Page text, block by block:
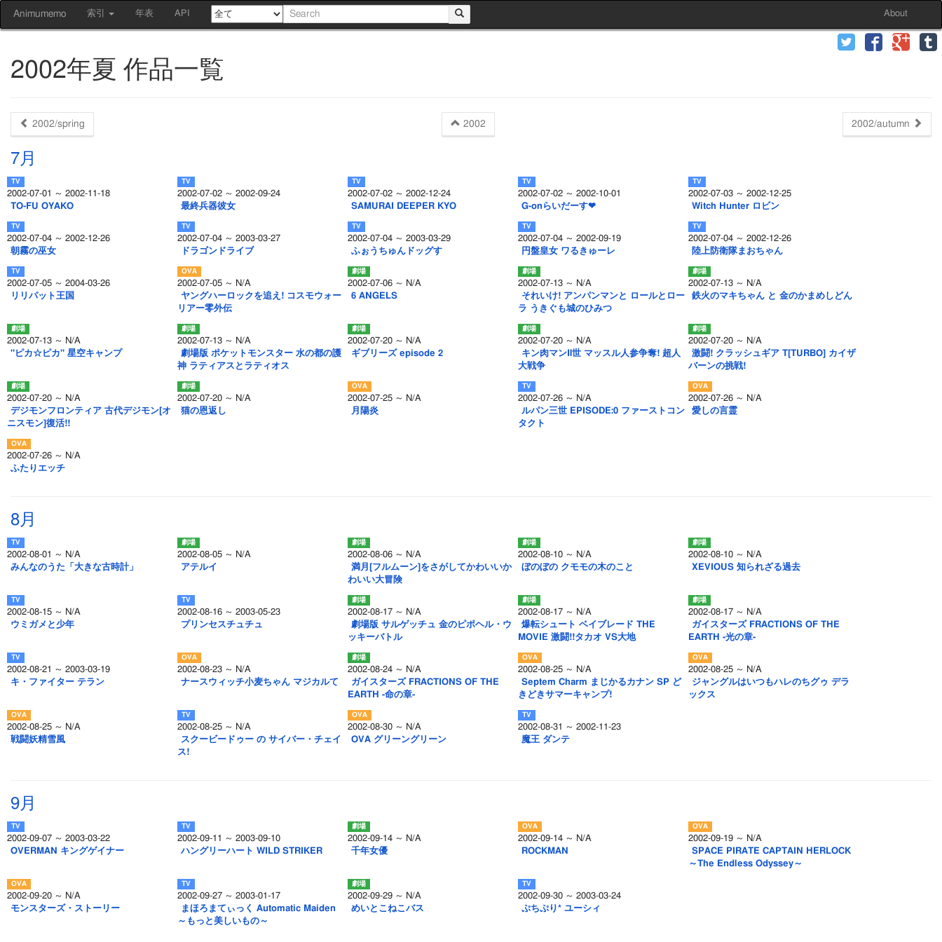
Animumemo 索引 年表 API About
2002年夏 作品一覧
2002/spring 2002 2002/autumn
7月
2002-07-01 ～ 2002-11-18
TO-FU OYAKO
2002-07-02 ～ 2002-09-24
最終兵器彼女
2002-07-02 ～ 2002-12-24
SAMURAI DEEPER KYO
2002-07-02 ～ 2002-10-01
G-onらいだーす❤
2002-07-03 ～ 2002-12-25
Witch Hunter ロビン
2002-07-04 ～ 2002-12-26
朝霧の巫女
2002-07-04 ～ 2003-03-27
ドラゴンドライブ
2002-07-04 ～ 2003-03-29
ふぉうちゅんドッグす
2002-07-04 ～ 2002-09-19
円盤皇女 ワるきゅーレ
2002-07-04 ～ 2002-12-26
陸上防衛隊まおちゃん
2002-07-05 ～ 2004-03-26
リリパット王国
2002-07-05 ～ N/A
ヤングハーロックを追え! コスモウォー
リアー零外伝
2002-07-06 ～ N/A
6 ANGELS
2002-07-13 ～ N/A
それいけ! アンパンマンと ロールとロー
ラ うきぐも城のひみつ
2002-07-13 ～ N/A
鉄火のマキちゃん と 金のかまめしどん
2002-07-13 ～ N/A
"ピカ☆ピカ" 星空キャンプ
2002-07-13 ～ N/A
劇場版 ポケットモンスター 水の都の護
神 ラティアスとラティオス
2002-07-20 ～ N/A
ギブリーズ episode 2
2002-07-20 ～ N/A
キン肉マンⅡ世 マッスル人参争奪! 超人
大戦争
2002-07-20 ～ N/A
激闘! クラッシュギア T[TURBO] カイザ
バーンの挑戦!
2002-07-20 ～ N/A
デジモンフロンティア 古代デジモン[オ
ニスモン]復活!!
2002-07-20 ～ N/A
猫の恩返し
2002-07-25 ～ N/A
月陽炎
2002-07-26 ～ N/A
ルパン三世 EPISODE:0 ファーストコン
タクト
2002-07-26 ～ N/A
愛しの言霊
2002-07-26 ～ N/A
ふたりエッチ
8月
2002-08-01 ～ N/A
みんなのうた「大きな古時計」
2002-08-05 ～ N/A
アテルイ
2002-08-06 ～ N/A
満月[フルムーン]をさがしてかわいいか
わいい大冒険
2002-08-10 ～ N/A
ぼのぼの クモモの木のこと
2002-08-10 ～ N/A
XEVIOUS 知られざる過去
2002-08-15 ～ N/A
ウミガメと少年
2002-08-16 ～ 2003-05-23
プリンセスチュチュ
2002-08-17 ～ N/A
劇場版 サルゲッチュ 金のピポヘル・ウ
ッキーバトル
2002-08-17 ～ N/A
爆転シュート ベイブレード THE
MOVIE 激闘!!タカオ VS大地
2002-08-17 ～ N/A
ガイスターズ FRACTIONS OF THE
EARTH -光の章-
2002-08-21 ～ 2003-03-19
キ・ファイター テラン
2002-08-23 ～ N/A
ナースウィッチ小麦ちゃん マジカルて
2002-08-24 ～ N/A
ガイスターズ FRACTIONS OF THE
EARTH -命の章-
2002-08-25 ～ N/A
Septem Charm まじかるカナン SP ど
きどきサマーキャンプ!
2002-08-25 ～ N/A
ジャングルはいつもハレのちグゥ デラ
ックス
2002-08-25 ～ N/A
戦闘妖精雪風
2002-08-25 ～ N/A
スクービードゥー の サイバー・チェイ
ス!
2002-08-30 ～ N/A
OVA グリーングリーン
2002-08-31 ～ 2002-11-23
魔王 ダンテ
9月
2002-09-07 ～ 2003-03-22
OVERMAN キングゲイナー
2002-09-11 ～ 2003-09-10
ハングリーハート WILD STRIKER
2002-09-14 ～ N/A
千年女優
2002-09-14 ～ N/A
ROCKMAN
2002-09-19 ～ N/A
SPACE PIRATE CAPTAIN HERLOCK
～The Endless Odyssey～
2002-09-20 ～ N/A
モンスターズ・ストーリー
2002-09-27 ～ 2003-01-17
まほろまてぃっく Automatic Maiden
～もっと美しいもの～
2002-09-29 ～ N/A
めいとこねこバス
2002-09-30 ～ 2003-03-24
ぷちぷり* ユーシィ